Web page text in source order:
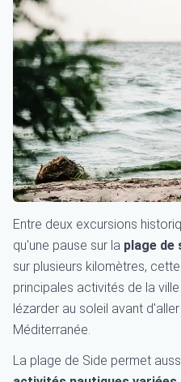
Entre deux excursions
qu'une pause sur la plage de
sur plusieurs kilomètres,
principales activités de la
lézarder au soleil avant
Méditerranée.
La plage de Side permet